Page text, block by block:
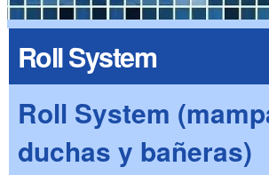
Roll System
Roll System
duchas y bañeras)